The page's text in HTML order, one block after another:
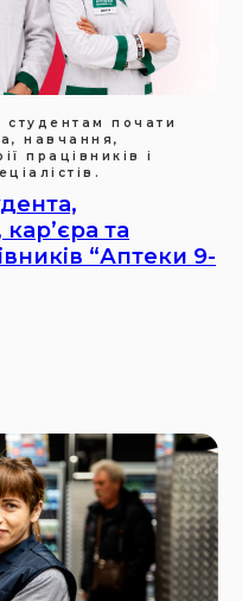
почати
навчання,
працівників і
та
“Аптеки 9-